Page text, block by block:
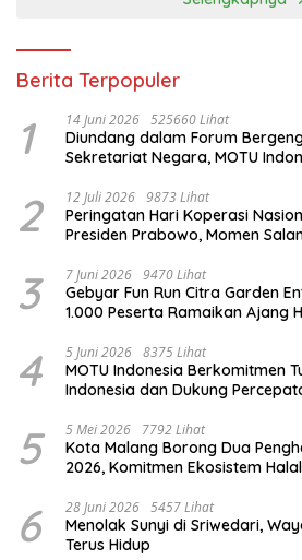
Berita Terpopuler
1 14 Juni 2026 525660 Lihat
Diundang dalam Forum
Sekretariat Negara, MOTU
2 12 Juli 2026 9873 Lihat
Peringatan Hari Koperasi
Presiden Prabowo, Momen
3 7 Juni 2026 9470 Lihat
Gebyar Fun Run Citra Garden
1.000 Peserta Ramaikan Ajang
4 5 Juni 2026 8375 Lihat
MOTU Indonesia Berkomitmen
Indonesia dan Dukung
5 5 Mei 2026 7792 Lihat
Kota Malang Borong Dua
2026, Komitmen Ekosistem
6 28 Juni 2026 5457 Lihat
Menolak Sunyi di Sriwedari,
Terus Hidup